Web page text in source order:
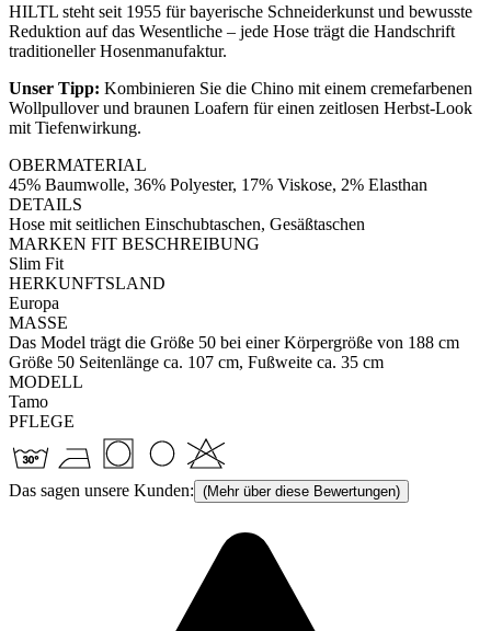
HILTL steht seit 1955 für bayerische Schneiderkunst und bewusste
Reduktion auf das Wesentliche – jede Hose trägt die Handschrift
traditioneller Hosenmanufaktur.
Unser Tipp: Kombinieren Sie die Chino mit einem cremefarbenen
Wollpullover und braunen Loafern für einen zeitlosen Herbst-Look
mit Tiefenwirkung.
OBERMATERIAL
45% Baumwolle, 36% Polyester, 17% Viskose, 2% Elasthan
DETAILS
Hose mit seitlichen Einschubtaschen, Gesäßtaschen
MARKEN FIT BESCHREIBUNG
Slim Fit
HERKUNFTSLAND
Europa
MASSE
Das Model trägt die Größe 50 bei einer Körpergröße von 188 cm
Größe 50 Seitenlänge ca. 107 cm, Fußweite ca. 35 cm
MODELL
Tamo
PFLEGE
Das sagen unsere Kunden: (Mehr über diese Bewertungen)